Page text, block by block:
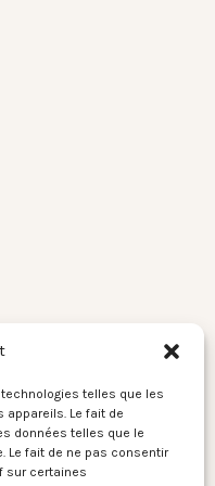
telles que les
Le fait de
données telles que le
Le fait de ne pas consentir
sur certaines